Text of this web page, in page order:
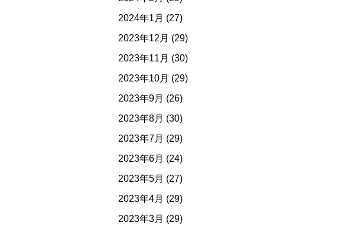
2024年1月 (27)
2023年12月 (29)
2023年11月 (30)
2023年10月 (29)
2023年9月 (26)
2023年8月 (30)
2023年7月 (29)
2023年6月 (24)
2023年5月 (27)
2023年4月 (29)
2023年3月 (29)